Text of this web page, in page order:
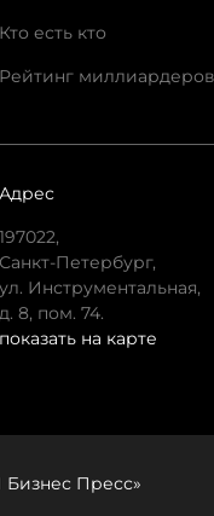
Кто есть кто
Рейтинг миллиардеров
Адрес
197022,
Санкт-Петербург,
ул. Инструментальная,
д. 8, пом. 74.
показать на карте
Пресс»